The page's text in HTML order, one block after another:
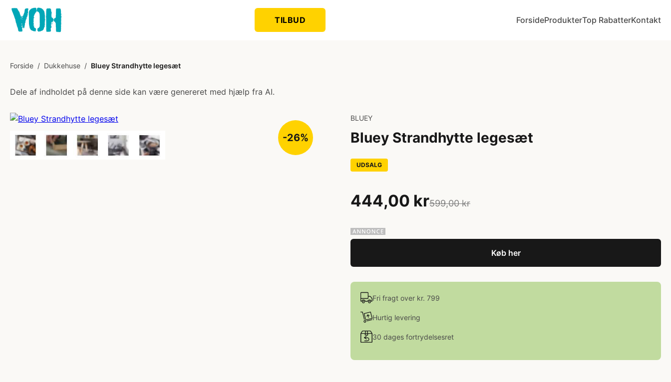
TILBUD ForsideProdukterTop RabatterKontakt
Forside / Dukkehuse / Bluey Strandhytte legesæt
Dele af indholdet på denne side kan være genereret med hjælp fra AI.
-26%
BLUEY
Bluey Strandhytte legesæt
UDSALG
444,00 kr599,00 kr
Køb her
Fri fragt over kr. 799
Hurtig levering
30 dages fortrydelsesret